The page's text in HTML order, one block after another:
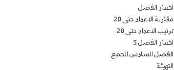
اختبار الفصل
مقارنة الاعداد حتى 20
ترتيب الاعداد حتى 20
اختبار الفصل 5
الفصل السادس الجمع
التهيئة